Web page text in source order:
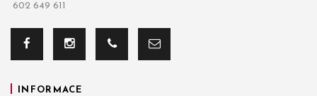
602 649 611
INFORMACE